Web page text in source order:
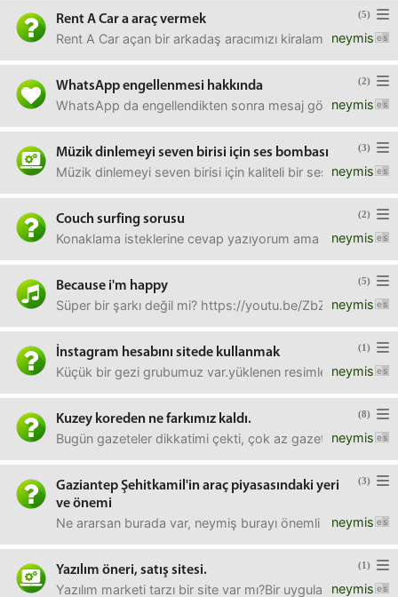
(5)
Rent A Car a araç vermek
neymis
Rent A Car açan bir arkadaş aracımızı kiralamak
(2)
WhatsApp engellenmesi hakkında
neymis
WhatsApp da engellendikten sonra mesaj göndermeye
(3)
Müzik dinlemeyi seven birisi için ses bombası
neymis
Müzik dinlemeyi seven birisi için kaliteli bir ses
(2)
Couch surfing sorusu
neymis
Konaklama isteklerine cevap yazıyorum ama kimse
(5)
Because i'm happy
neymis
Süper bir şarkı değil mi? https://youtu.be/ZbZSe6N_BXs
(1)
İnstagram hesabını sitede kullanmak
neymis
Küçük bir gezi grubumuz var.yüklenen resimleri falan
(8)
Kuzey koreden ne farkımız kaldı.
neymis
Bugün gazeteler dikkatimi çekti, çok az gazete kalmış
(3)
Gaziantep Şehitkamil'in araç piyasasındaki yeri
ve önemi
neymis
Ne ararsan burada var, neymiş burayı önemli kılan gizli
(1)
Yazılım öneri, satış sitesi.
neymis
Yazılım marketi tarzı bir site var mı?Bir uygulama